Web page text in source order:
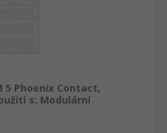
5 Phoenix Contact,
s: Modulární